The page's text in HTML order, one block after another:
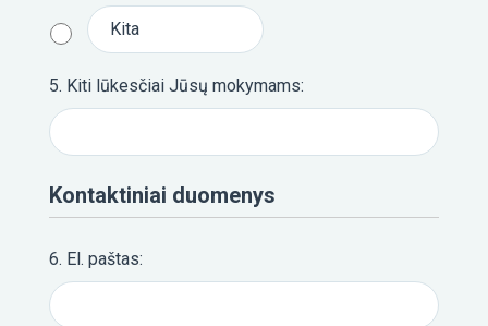
4
O
5. Kiti lūkesčiai Jūsų mokymams:
Kontaktiniai duomenys
6. El. paštas: